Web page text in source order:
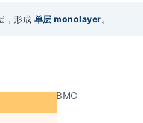
，形成 单层 monolayer。
HL-60、PBMC